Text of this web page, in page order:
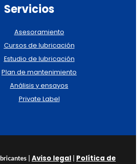
Servicios
Asesoramiento
Cursos de lubricación
Estudio de lubricación
Plan de mantenimiento
Análisis y ensayos
Private Label
| Aviso legal Política de